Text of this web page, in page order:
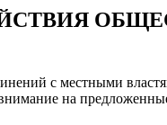
с местными
на